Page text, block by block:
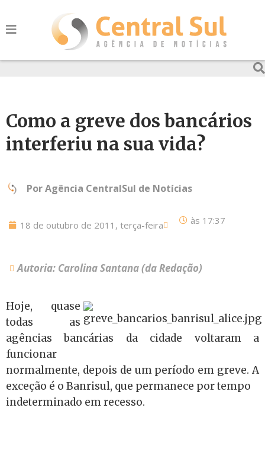
Como a greve dos bancários
interferiu na sua vida?
PorAgência CentralSul de Notícias
18 de outubro de 2011, terça-feira às 17:37
Autoria: Carolina Santana (da Redação)
Hoje, quase
todas as
agências bancárias da cidade voltaram a
funcionar
normalmente, depois de um período em greve. A
exceção é o Banrisul, que permanece por tempo
indeterminado em recesso.